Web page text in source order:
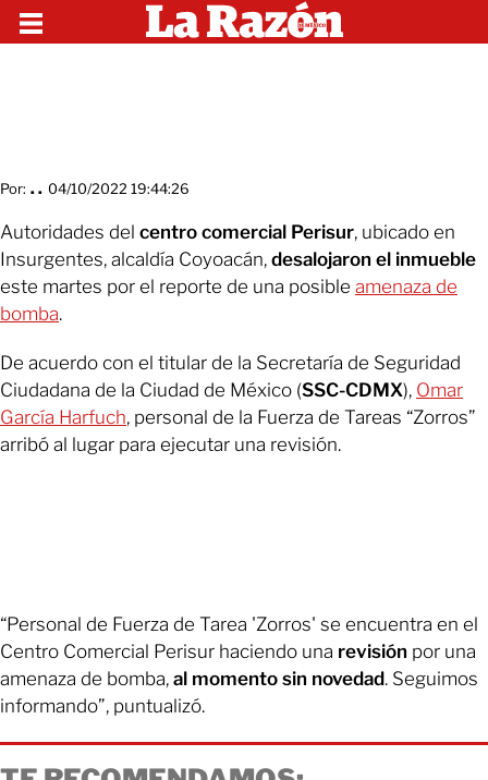
Por: . . 04/10/2022 19:44:26
Autoridades del centro comercial Perisur, ubicado en
Insurgentes, alcaldía Coyoacán, desalojaron el inmueble
este martes por el reporte de una posible amenaza de
bomba.
De acuerdo con el titular de la Secretaría de Seguridad
Ciudadana de la Ciudad de México (SSC-CDMX), Omar
García Harfuch, personal de la Fuerza de Tareas “Zorros”
arribó al lugar para ejecutar una revisión.
“Personal de Fuerza de Tarea 'Zorros' se encuentra en el
Centro Comercial Perisur haciendo una revisión por una
amenaza de bomba, al momento sin novedad. Seguimos
informando”, puntualizó.